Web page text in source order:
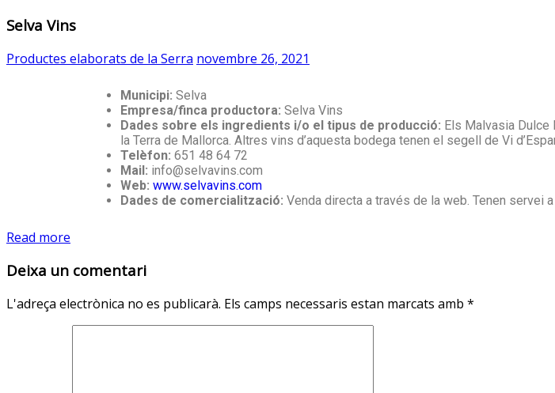
Selva Vins
Productes elaborats de la Serra novembre 26, 2021
Municipi: Selva
Empresa/finca productora: Selva Vins
Dades sobre els ingredients i/o el tipus de producció: Els Malvasia Dulce
la Terra de Mallorca. Altres vins d’aquesta bodega tenen el segell de Vi
Telèfon: 651 48 64 72
Mail: info@selvavins.com
Web: www.selvavins.com
Dades de comercialització: Venda directa a través de la web. Tenen servei
Read more
Deixa un comentari
L'adreça electrònica no es publicarà. Els camps necessaris estan marcats amb *